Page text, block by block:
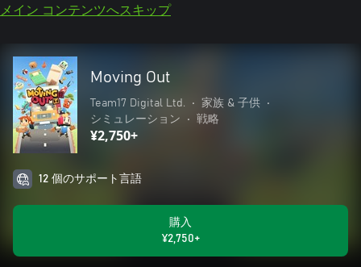
メイン コンテンツへスキップ
Moving Out
Team17 Digital Ltd. • 家族 & 子供
•
シミュレーション
• 戦略
¥2,750+
12 個のサポート言語
購入
¥2,750+